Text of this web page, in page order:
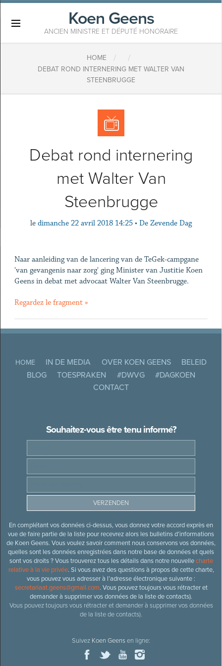
Koen Geens
ANCIEN MINISTRE ET DÉPUTÉ HONORAIRE
HOME / /
DEBAT ROND INTERNERING MET WALTER VAN
STEENBRUGGE
Debat rond internering
met Walter Van
Steenbrugge
le dimanche 22 avril 2018 14:25 • De Zevende Dag
Naar aanleiding van de lancering van de TeGek-campgane
'van gevangenis naar zorg' ging Minister van Justitie Koen
Geens in debat met advocaat Walter Van Steenbrugge.
Regardez le fragment »
HOME IN DE MEDIA OVER KOEN GEENS
BELEID
BLOG
TOESPRAKEN #DWVG
#DAGKOEN
CONTACT
Souhaitez-vous être tenu informé?
En complétant vos données ci-dessus, vous donnez votre accord exprès en
vue de faire partie de la liste pour recevrez alors les bulletins d’informations
de Koen Geens. Vous voulez savoir comment nous conservons vos données,
quelles sont les données enregistrées dans notre base de données et quels
sont vos droits ? Vous trouverez tous les détails dans notre nouvellecharte
relative à la vie privée. Si vous avez des questions à propos de cette charte,
vous pouvez vous adresser à l’adresse électronique suivante :
secretariaat.geens@gmail.com. Vous pouvez toujours vous rétracter et
demander à supprimer vos données de la liste de contacts).
Vous pouvez toujours vous rétracter et demander à supprimer vos données
de la liste de contacts).
Suivez Koen Geensen ligne: